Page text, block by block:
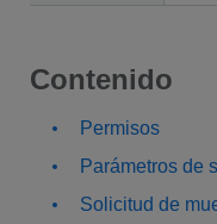
Contenido
Permisos
Parámetros de
Solicitud de